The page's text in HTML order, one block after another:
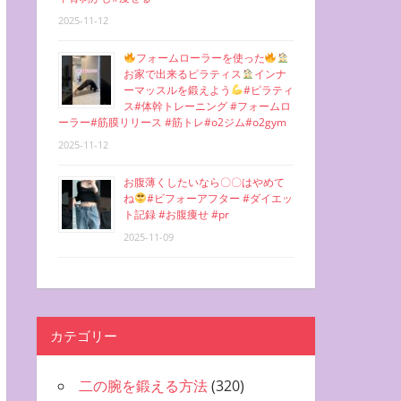
2025-11-12
フォームローラーを使った
お家で出来るピラティス
インナ
ーマッスルを鍛えよう
#ピラティ
ス#体幹トレーニング #フォームロ
ーラー#筋膜リリース #筋トレ#o2ジム#o2gym
2025-11-12
お腹薄くしたいなら〇〇はやめて
ね
#ビフォーアフター #ダイエッ
ト記録 #お腹痩せ #pr
2025-11-09
カテゴリー
二の腕を鍛える方法(320)